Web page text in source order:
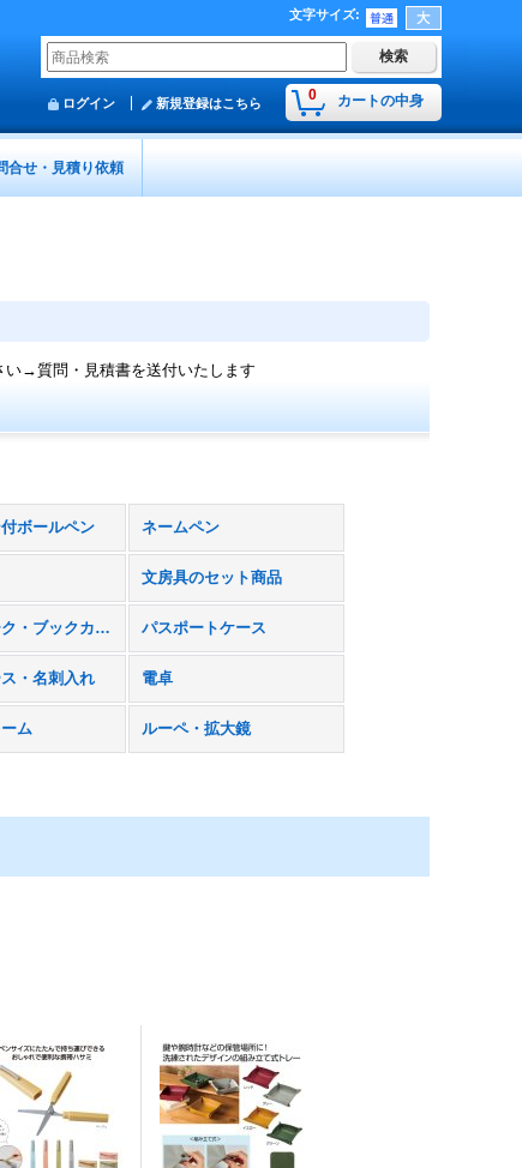
文字サイズ:
0 カートの中身
ログイン 新規登録はこちら
合せ・見積り依頼
い→質問・見積書を送付いたします
ボールペン ネームペン
文房具のセット商品
ブックマーク・ブックカバー パスポートケース
・名刺入れ 電卓
ム ルーペ・拡大鏡